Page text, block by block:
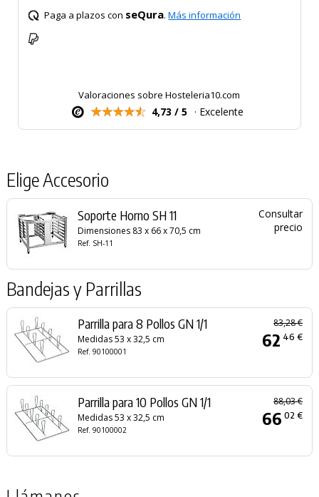
Paga a plazos con seQura.Más información
Valoraciones sobre Hosteleria10.com
4,73 / 5 · Excelente
Elige Accesorio
Soporte Horno SH 11
Dimensiones 83 x 66 x 70,5 cm
Ref. SH-11
Consultar
precio
Bandejas y Parrillas
Parrilla para 8 Pollos GN 1/1
Medidas 53 x 32,5 cm
Ref. 90100001
83,28 €
62 46 €
Parrilla para 10 Pollos GN 1/1
Medidas 53 x 32,5 cm
Ref. 90100002
88,03 €
66 02 €